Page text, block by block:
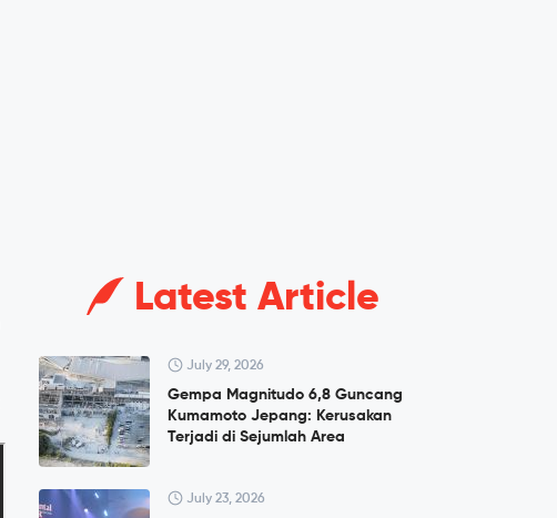
Latest Article
July 29, 2026
Gempa Magnitudo 6,8 Guncang
Kumamoto Jepang: Kerusakan
Terjadi di Sejumlah Area
July 23, 2026